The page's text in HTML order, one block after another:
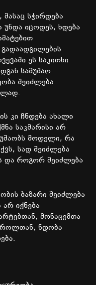
, მასაც სჭირდება
უნდა იცოდეს, ხდება
გადაადგილების
ეს საკითხი
სამუშაო
შეიძლება
.
კი ჩნდება ახალი
საკმარისი არ
მოდელი, რა
, სად შეიძლება
და როგორ შეიძლება
ბაზარი შეიძლება
არ იქნება
, მონაცემთა
, ნდობა
.